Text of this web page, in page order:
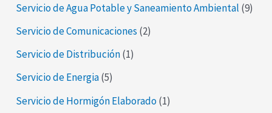
Servicio de Agua Potable y Saneamiento Ambiental (9)
Servicio de Comunicaciones (2)
Servicio de Distribución(1)
Servicio de Energia(5)
Servicio de Hormigón Elaborado(1)